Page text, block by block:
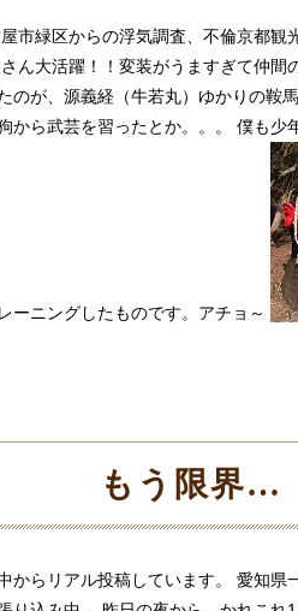
市緑区からの浮気調査、不倫京都観
ん大活躍！！変装がうますぎて仲間
のが、源義経（牛若丸）ゆかりの鞍
から武芸を習ったとか。。。 僕も少
ーニングしたものです。アチョ～
もう限界…
からリアル投稿しています。 愛知県